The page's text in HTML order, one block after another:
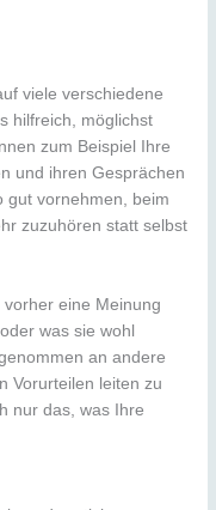
viele verschiedene
hilfreich, möglichst
zum Beispiel Ihre
und ihren Gesprächen
gut vornehmen, beim
zuzuhören statt selbst
eine Meinung
was sie wohl
an andere
Vorurteilen leiten zu
nur das, was Ihre